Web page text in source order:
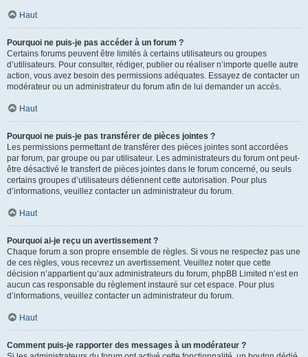
Haut
Pourquoi ne puis-je pas accéder à un forum ?
Certains forums peuvent être limités à certains utilisateurs ou groupes
d’utilisateurs. Pour consulter, rédiger, publier ou réaliser n’importe quelle autre
action, vous avez besoin des permissions adéquates. Essayez de contacter un
modérateur ou un administrateur du forum afin de lui demander un accès.
Haut
Pourquoi ne puis-je pas transférer de pièces jointes ?
Les permissions permettant de transférer des pièces jointes sont accordées
par forum, par groupe ou par utilisateur. Les administrateurs du forum ont peut-
être désactivé le transfert de pièces jointes dans le forum concerné, ou seuls
certains groupes d’utilisateurs détiennent cette autorisation. Pour plus
d’informations, veuillez contacter un administrateur du forum.
Haut
Pourquoi ai-je reçu un avertissement ?
Chaque forum a son propre ensemble de règles. Si vous ne respectez pas une
de ces règles, vous recevrez un avertissement. Veuillez noter que cette
décision n’appartient qu’aux administrateurs du forum, phpBB Limited n’est en
aucun cas responsable du règlement instauré sur cet espace. Pour plus
d’informations, veuillez contacter un administrateur du forum.
Haut
Comment puis-je rapporter des messages à un modérateur ?